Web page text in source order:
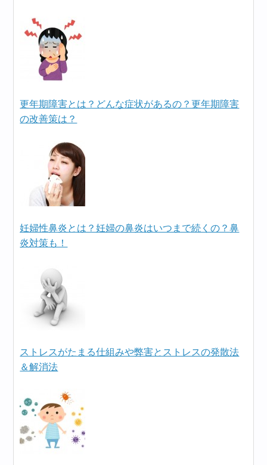
更年期障害とは？どんな症状があるの？更年期障害
の改善策は？
妊婦性鼻炎とは？妊婦の鼻炎はいつまで続くの？鼻
炎対策も！
ストレスがたまる仕組みや弊害とストレスの発散法
＆解消法